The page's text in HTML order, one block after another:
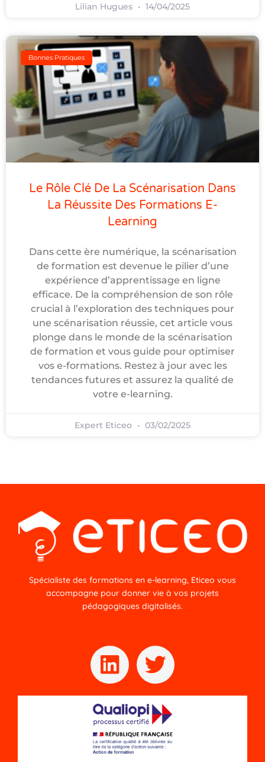
Lilian Hugues 14/04/2025
Bonnes Pratiques
Le Rôle Clé De La Scénarisation Dans
La Réussite Des Formations E-
Learning
Dans cette ère numérique, la scénarisation
de formation est devenue le pilier d’une
expérience d’apprentissage en ligne
efficace. De la compréhension de son rôle
crucial à l’exploration des techniques pour
une scénarisation réussie, cet article vous
plonge dans le monde de la scénarisation
de formation et vous guide pour optimiser
vos e-formations. Restez à jour avec les
tendances futures et assurez la qualité de
votre e-learning.
Expert Eticeo 03/02/2025
Spécialiste des formations en e-learning, Eticeo vous
accompagne pour donner vie à vos projets
pédagogiques digitalisés.